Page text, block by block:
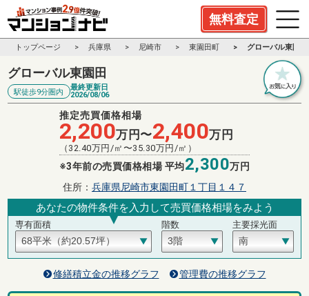
無料査定
トップページ 兵庫県 尼崎市 東園田町 グローバル東園田
グローバル東園田
駅徒歩9分圏内
最終更新日
2026/08/06
推定売買価格相場
2,200万円〜2,400万円
（ 32.40万円/㎡〜35.30万円/㎡）
※3年前の売買価格相場 平均2,300万円
住所： 兵庫県尼崎市東園田町１丁目１４７
あなたの物件条件を入力して売買価格相場をみよう
専有面積 階数 主要採光面
修繕積立金の推移グラフ 管理費の推移グラフ